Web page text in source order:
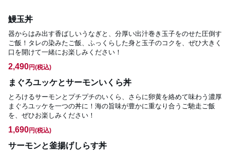
鰻玉丼
器からはみ出す香ばしいうなぎと、分厚い出汁巻き玉子をのせた圧倒す
ご飯！タレの染みたご飯、ふっくらした身と玉子のコクを、ぜひ大きく
口を開けて一緒にお楽しみください！
2,490円(税込)
まぐろユッケとサーモンいくら丼
とろけるサーモンとプチプチのいくら、さらに卵黄を絡めて味わう濃厚
まぐろユッケを一つの丼に！海の旨味が豊かに重なり合うご馳走ご飯
を、ぜひお楽しみください！
1,690円(税込)
サーモンと釜揚げしらす丼